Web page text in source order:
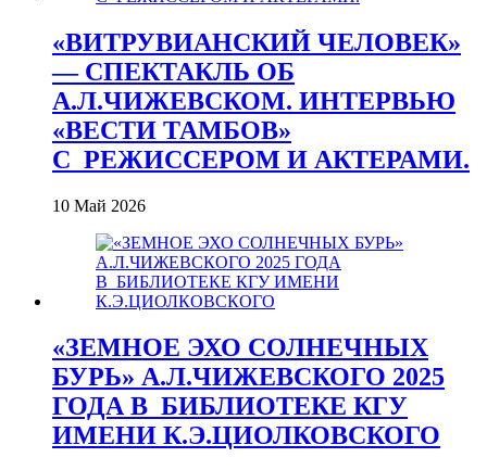
«ВИТРУВИАНСКИЙ ЧЕЛОВЕК»
— СПЕКТАКЛЬ ОБ
А.Л.ЧИЖЕВСКОМ. ИНТЕРВЬЮ
«ВЕСТИ ТАМБОВ»
С_РЕЖИССЕРОМ И АКТЕРАМИ.
10 Май 2026
«ЗЕМНОЕ ЭХО СОЛНЕЧНЫХ
БУРЬ» А.Л.ЧИЖЕВСКОГО 2025
ГОДА В_БИБЛИОТЕКЕ КГУ
ИМЕНИ К.Э.ЦИОЛКОВСКОГО